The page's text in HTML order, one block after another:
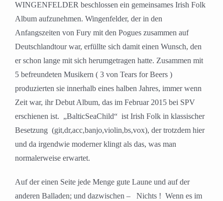
WINGENFELDER beschlossen ein gemeinsames Irish Folk
Album aufzunehmen. Wingenfelder, der in den
Anfangszeiten von Fury mit den Pogues zusammen auf
Deutschlandtour war, erfüllte sich damit einen Wunsch, den
er schon lange mit sich herumgetragen hatte. Zusammen mit
5 befreundeten Musikern ( 3 von Tears for Beers )
produzierten sie innerhalb eines halben Jahres, immer wenn
Zeit war, ihr Debut Album, das im Februar 2015 bei SPV
erschienen ist. „BalticSeaChild“ ist Irish Folk in klassischer
Besetzung (git,dr,acc,banjo,violin,bs,vox), der trotzdem hier
und da irgendwie moderner klingt als das, was man
normalerweise erwartet.
Auf der einen Seite jede Menge gute Laune und auf der
anderen Balladen; und dazwischen – Nichts ! Wenn es im